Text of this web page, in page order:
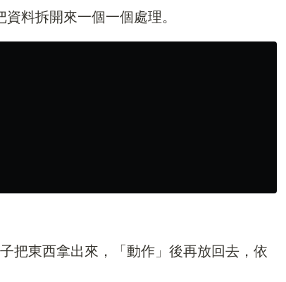
料拆開來一個一個處理。
把東西拿出來，「動作」後再放回去，依